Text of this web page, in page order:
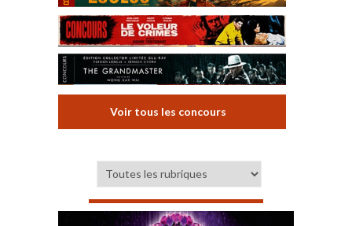
Voir tous les concours